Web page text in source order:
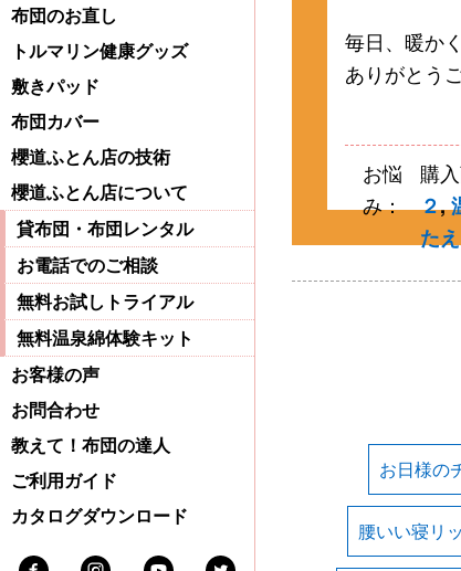
毎日、暖か
ありがとう
お悩
み：
購
２,
た
お日様の
腰いい寝リ
布団のお直し
トルマリン健康グッズ
敷きパッド
布団カバー
櫻道ふとん店の技術
櫻道ふとん店について
貸布団・布団レンタル
お電話でのご相談
無料お試しトライアル
無料温泉綿体験キット
お客様の声
お問合わせ
教えて！布団の達人
ご利用ガイド
カタログダウンロード